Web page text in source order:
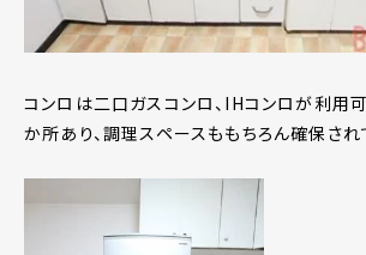
コンロは二口ガスコンロ、IHコンロが利用
か所あり、調理スペースももちろん確保され